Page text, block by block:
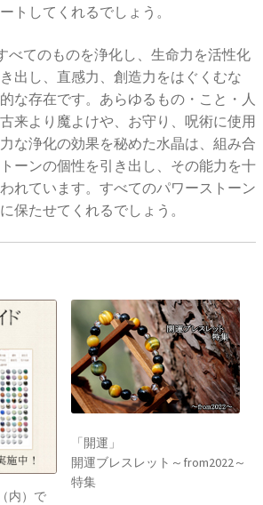
トしてくれるでしょう。
てのものを浄化し、生命力を活性化
出し、直感力、創造力をはぐくむな
な存在です。あらゆるもの・こと・人
来より魔よけや、お守り、呪術に使用
な浄化の効果を秘めた水晶は、組み合
ーンの個性を引き出し、その能力を十
れています。すべてのパワーストーン
保たせてくれるでしょう。
内）で
「開運」
開運ブレスレット～from2022～
特集